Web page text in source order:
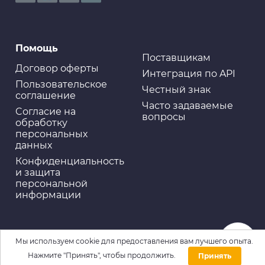
Помощь
Договор оферты
Пользовательское
соглашение
Cогласие на
обработку
персональных
данных
Конфиденциальность
и защита
персональной
информации
Поставщикам
Интеграция по API
Честный знак
Часто задаваемые
вопросы
Домой Каталог Войти
Мы используем cookie для предоставления вам лучшего опыта.
Нажмите "Принять", чтобы продолжить.
Принять